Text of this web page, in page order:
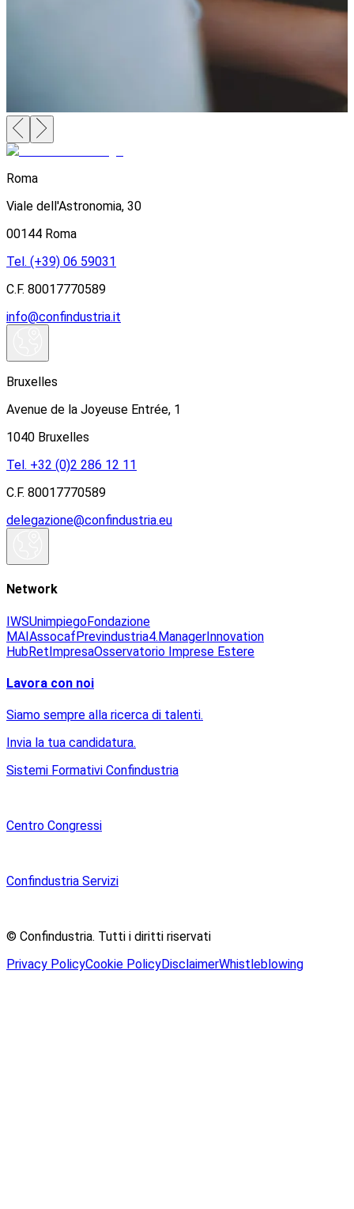
Roma
Viale dell'Astronomia, 30
00144 Roma
Tel. (+39) 06 59031
C.F. 80017770589
info@confindustria.it
Bruxelles
Avenue de la Joyeuse Entrée, 1
1040 Bruxelles
Tel. +32 (0)2 286 12 11
C.F. 80017770589
delegazione@confindustria.eu
Network
IWSUnimpiegoFondazione
MAIAssocafPrevindustria4.ManagerInnovation
HubRetImpresaOsservatorio Imprese Estere
Lavora con noi
Siamo sempre alla ricerca di talenti.
Invia la tua candidatura.
Sistemi Formativi Confindustria
Centro Congressi
Confindustria Servizi
© Confindustria. Tutti i diritti riservati
Privacy PolicyCookie PolicyDisclaimerWhistleblowing